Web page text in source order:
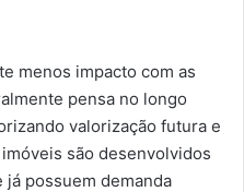
menos impacto com as
pensa no longo
valorização futura e
são desenvolvidos
possuem demanda